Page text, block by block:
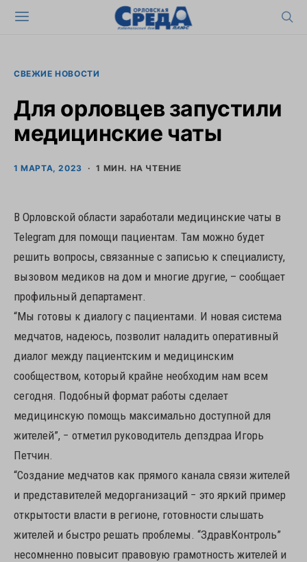
СВЕЖИЕ НОВОСТИ
Для орловцев запустили
медицинские чаты
1 МАРТА, 2023 1 МИН. НА ЧТЕНИЕ
В Орловской области заработали медицинские чаты в
Telegram для помощи пациентам. Там можно будет
решить вопросы, связанные с записью к специалисту,
вызовом медиков на дом и многие другие, – сообщает
профильный департамент.
“Мы готовы к диалогу с пациентами. И новая система
медчатов, надеюсь, позволит наладить оперативный
диалог между пациентским и медицинским
сообществом, который крайне необходим нам всем
сегодня. Подобный формат работы сделает
медицинскую помощь максимально доступной для
жителей”, − отметил руководитель депздраа Игорь
Петчин.
“Создание медчатов как прямого канала связи жителей
и представителей медорганизаций − это яркий пример
открытости власти в регионе, готовности слышать
жителей и быстро решать проблемы. “ЗдравКонтроль”
несомненно повысит правовую грамотность жителей и